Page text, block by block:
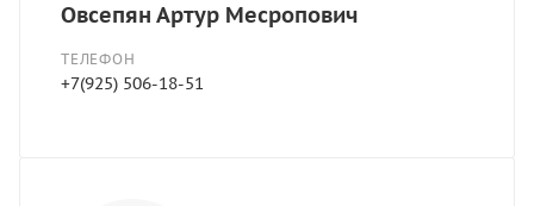
Овсепян Артур Месропович
ТЕЛЕФОН
+7(925) 506-18-51